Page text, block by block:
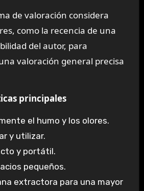
de valoración considera
como la recencia de una
del autor, para
valoración general precisa
principales
el humo y los olores.
y utilizar.
y portátil.
pequeños.
extractora para una mayor